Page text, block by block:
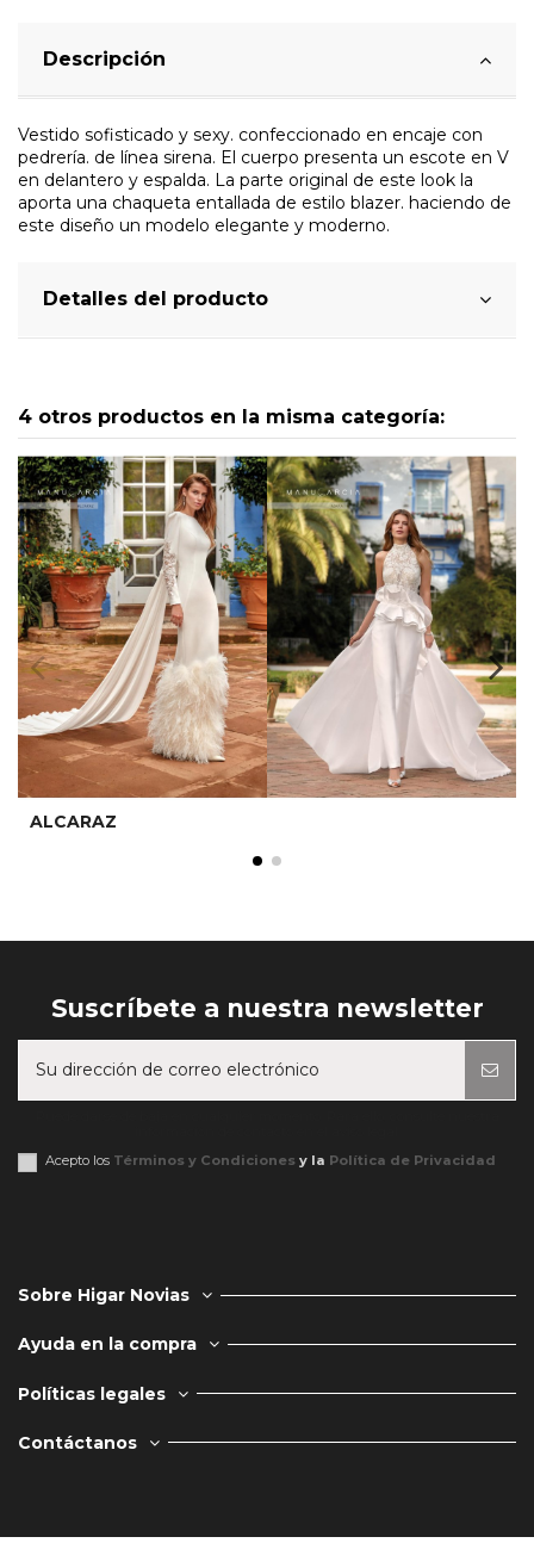
Descripción
Vestido sofisticado y sexy. confeccionado en encaje con
pedrería. de línea sirena. El cuerpo presenta un escote en V
en delantero y espalda. La parte original de este look la
aporta una chaqueta entallada de estilo blazer. haciendo de
este diseño un modelo elegante y moderno.
Detalles del producto
4 otros productos en la misma categoría:
ALCARAZ
Suscríbete a nuestra newsletter
Acepto los Términos y Condiciones y la Política de Privacidad
Sobre Higar Novias
Ayuda en la compra
Políticas legales
Contáctanos